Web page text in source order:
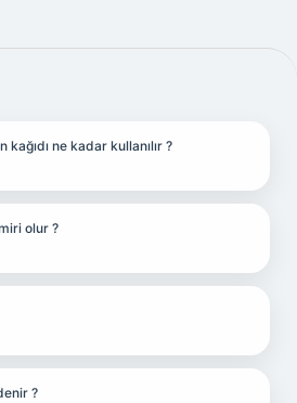
ne kadar kullanılır ?
olur ?
?